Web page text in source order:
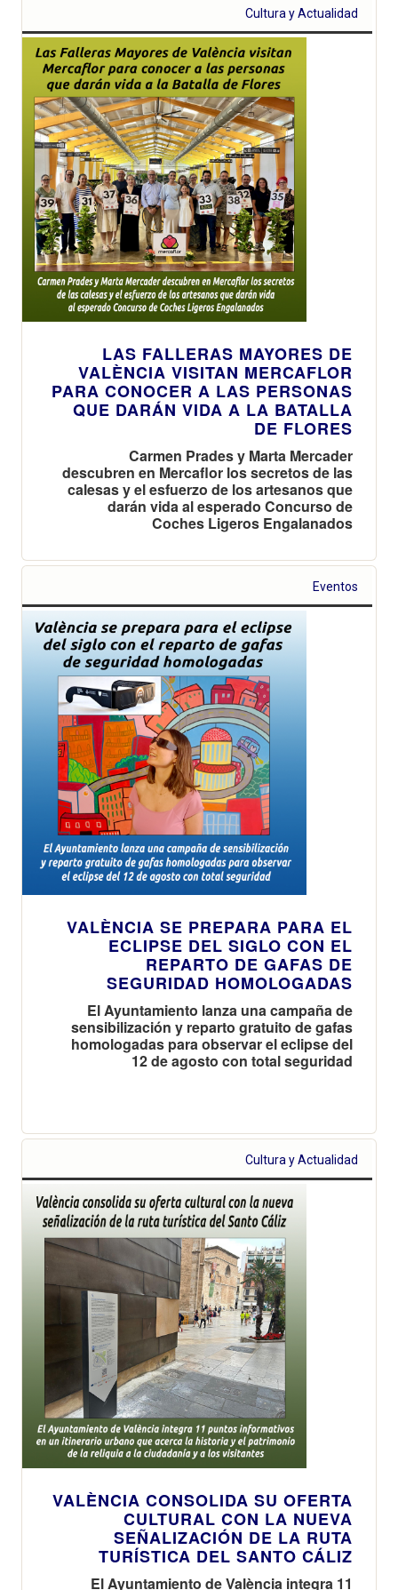
Cultura y Actualidad
LAS FALLERAS MAYORES DE
VALÈNCIA VISITAN MERCAFLOR
PARA CONOCER A LAS PERSONAS
QUE DARÁN VIDA A LA BATALLA
DE FLORES
Carmen Prades y Marta Mercader
descubren en Mercaflor los secretos de las
calesas y el esfuerzo de los artesanos que
darán vida al esperado Concurso de
Coches Ligeros Engalanados
Eventos
VALÈNCIA SE PREPARA PARA EL
ECLIPSE DEL SIGLO CON EL
REPARTO DE GAFAS DE
SEGURIDAD HOMOLOGADAS
El Ayuntamiento lanza una campaña de
sensibilización y reparto gratuito de gafas
homologadas para observar el eclipse del
12 de agosto con total seguridad
Cultura y Actualidad
VALÈNCIA CONSOLIDA SU OFERTA
CULTURAL CON LA NUEVA
SEÑALIZACIÓN DE LA RUTA
TURÍSTICA DEL SANTO CÁLIZ
El Ayuntamiento de València integra 11